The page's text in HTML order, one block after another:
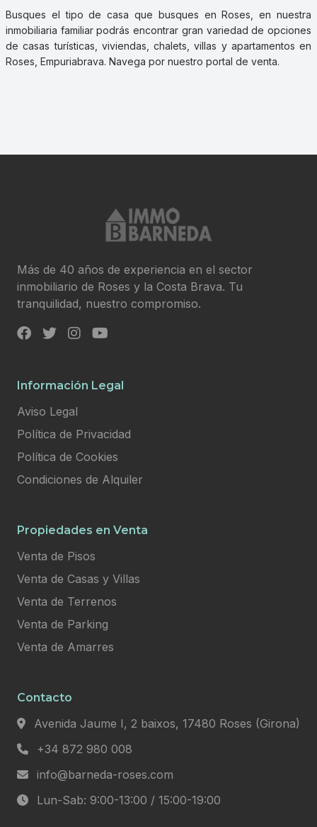
Busques el tipo de casa que busques en Roses, en nuestra
inmobiliaria familiar podrás encontrar gran variedad de opciones
de casas turísticas, viviendas, chalets, villas y apartamentos en
Roses, Empuriabrava. Navega por nuestro portal de venta.
Más de 40 años de experiencia en el sector
inmobiliario de Roses y la Costa Brava. Tu
tranquilidad, nuestro compromiso.
Información Legal
Aviso Legal
Política de Privacidad
Política de Cookies
Condiciones de Alquiler
Propiedades en Venta
Venta de Pisos
Venta de Casas y Villas
Venta de Terrenos
Venta de Parking
Venta de Amarres
Contacto
Avenida Jaume I, 2 baixos, 17480 Roses (Girona)
+34 872 980 008
info@barneda-roses.com
Lun-Sab: 9:00-13:00 / 15:00-19:00